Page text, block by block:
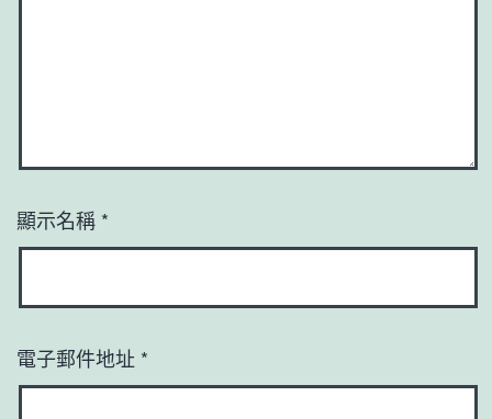
顯示名稱 *
電子郵件地址 *